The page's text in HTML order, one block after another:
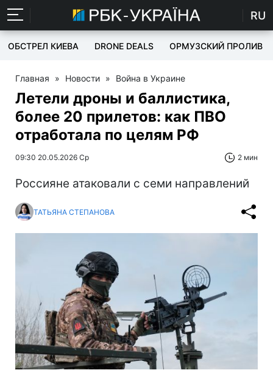
RU
ОБСТРЕЛ КИЕВА DRONE DEALS ОРМУЗСКИЙ ПРОЛИВ
Главная » Новости » Война в Украине
Летели дроны и баллистика,
более 20 прилетов: как ПВО
отработала по целям РФ
09:30 20.05.2026 Ср 2 мин
Россияне атаковали с семи направлений
ТАТЬЯНА СТЕПАНОВА